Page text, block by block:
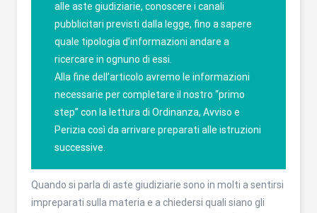
alle aste giudiziarie, conoscere i canali
pubblicitari previsti dalla legge, fino a sapere
quale tipologia d’informazioni andare a
ricercare in ognuno di essi.
Alla fine dell’articolo avremo le informazioni
necessarie per completare il nostro “primo
step” con la lettura di Ordinanza, Avviso e
Perizia così da arrivare preparati alle istruzioni
successive.
Quando si parla di aste giudiziarie sono in molti a sentirsi
impreparati sulla materia e a chiedersi quali siano gli